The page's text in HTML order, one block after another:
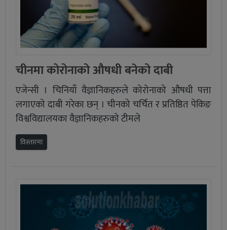
चीनमा कोरोनाको औषधी बनेको दाबी
एजेन्सी । चिनियाँ वैज्ञानिकहरुले कोरोनाको औषधी पत्ता
लगाएको दाबी गरेका छन् । चीनको चर्चित र प्रतिष्ठित पेकिङ
विश्वविद्यालयका वैज्ञानिकहरुको टीमले
विस्तारमा